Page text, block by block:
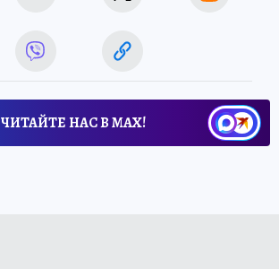
ЧИТАЙТЕ НАС В МАХ!